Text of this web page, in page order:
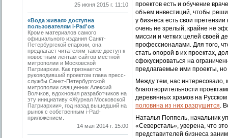
25 июня 2015 г. 11:10
«Вода живая» доступна
пользователям i-Pad'ов
Кроме материалов самого
официального издания Санкт-
Петербургской епархии, она
предлагает читателям также доступ к
новостным лентам сайтов местной
митрополии и Московской
Патриархии. Как признается
руководивший проектом глава пресс-
службы Санкт-Петербургской
митрополии священник Алексий
Волчков, вдохновил разработчиков на
эту инициативу «Журнал Московской
Патриархии», год назад вышедший на
рынок с собственным i-Pad-
приложением.
14 мая 2014 г. 15:00
проектов есть и обучение
объем инвестиций, чтобы
у бизнеса есть свои
очень не зрелый, крайне не
миссии и четких целей своей
профессионалами. Для того,
стать опорой в их проектах,
сфокусироваться на
предлагаемые ими проекты,
Между тем, нас интересовало,
благотворительности
деревянных храмов на
половина из них разрушится.
Наталья Поппель, начальник
«Северсталь», уверена, что
представителей бизнеса